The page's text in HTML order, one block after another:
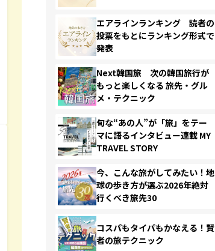
エアラインランキング 読者の
投票をもとにランキング形式で
発表
Next韓国旅 次の韓国旅行が
もっと楽しくなる 旅先・グル
メ・テクニック
旬な“あの人”が「旅」をテー
マに語るインタビュー連載 MY
TRAVEL STORY
今、こんな旅がしてみたい！地
球の歩き方が選ぶ2026年絶対
行くべき旅先30
コスパもタイパもかなえる！賢
者の旅テクニック